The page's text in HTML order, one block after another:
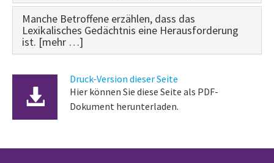
Manche Betroffene erzählen, dass das
Lexikalisches Gedächtnis eine Herausforderung
ist. [mehr …]
Druck-Version dieser Seite
Hier können Sie diese Seite als PDF-
Dokument herunterladen.